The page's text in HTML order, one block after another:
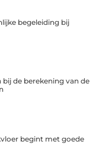
begeleiding bij
de berekening van de
begint met goede